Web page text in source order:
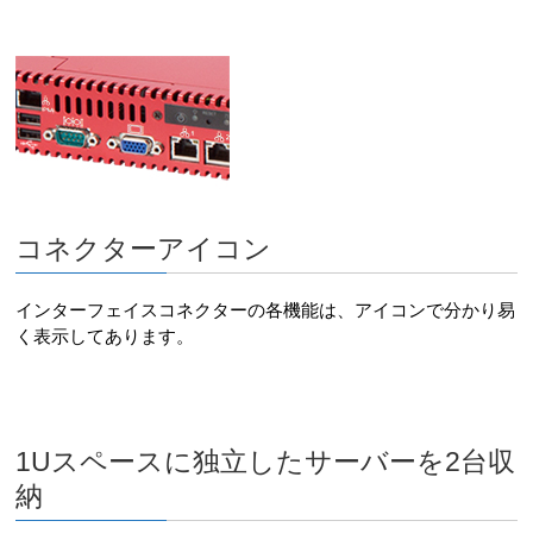
コネクターアイコン
インターフェイスコネクターの各機能は、アイコンで分かり易
く表示してあります。
1Uスペースに独立したサーバーを2台収
納